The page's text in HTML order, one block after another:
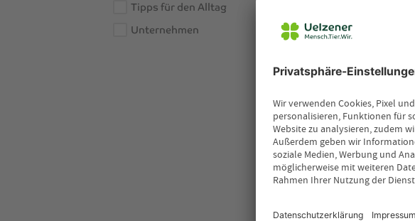
Tipps für den Alltag
Unternehmen